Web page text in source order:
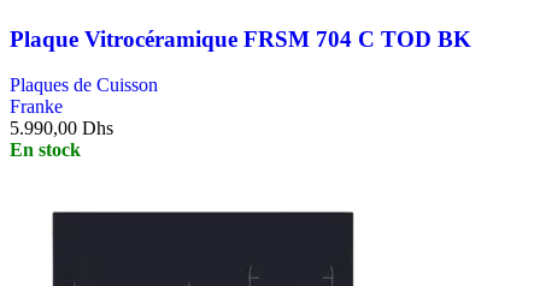
Plaque Vitrocéramique FRSM 704 C TOD BK
Plaques de Cuisson
Franke
5.990,00 Dhs
En stock